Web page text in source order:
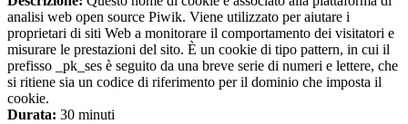
analisi web open source Piwik. Viene utilizzato per aiutare i
proprietari di siti Web a monitorare il comportamento dei visitatori e
misurare le prestazioni del sito. È un cookie di tipo pattern, in cui il
prefisso _pk_ses è seguito da una breve serie di numeri e lettere, che
si ritiene sia un codice di riferimento per il dominio che imposta il
cookie.
Durata: 30 minuti